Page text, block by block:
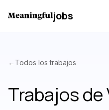
jobs
← Todos los trabajos
Trabajos de